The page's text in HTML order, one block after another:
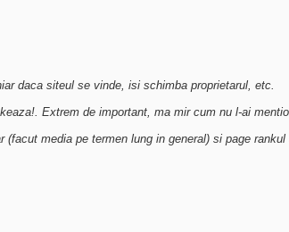
daca siteul se vinde, isi schimba proprietarul, etc.
Extrem de important, ma mir cum nu l-ai
media pe termen lung in general) si page rankul